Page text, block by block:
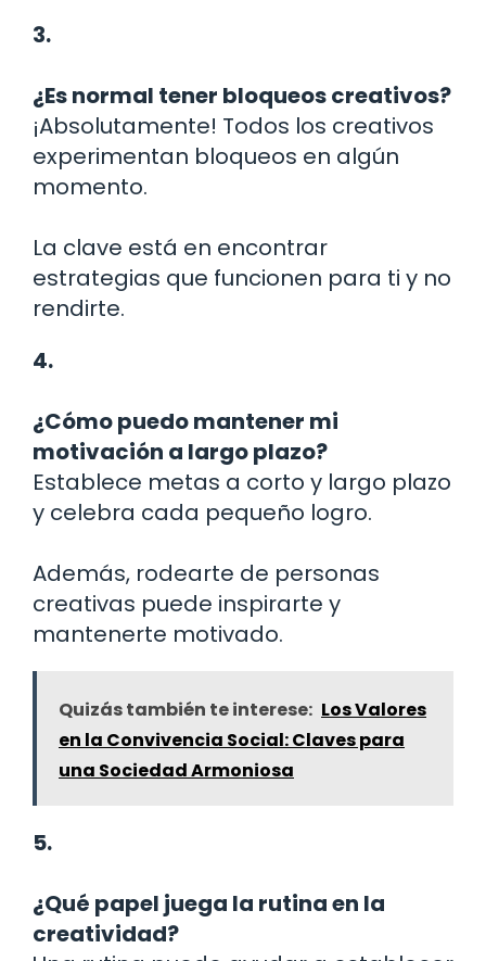
3.
¿Es normal tener bloqueos creativos?
¡Absolutamente! Todos los creativos
experimentan bloqueos en algún
momento.
La clave está en encontrar
estrategias que funcionen para ti y no
rendirte.
4.
¿Cómo puedo mantener mi
motivación a largo plazo?
Establece metas a corto y largo plazo
y celebra cada pequeño logro.
Además, rodearte de personas
creativas puede inspirarte y
mantenerte motivado.
Quizás también te interese: Los Valores
en la Convivencia Social: Claves para
una Sociedad Armoniosa
5.
¿Qué papel juega la rutina en la
creatividad?